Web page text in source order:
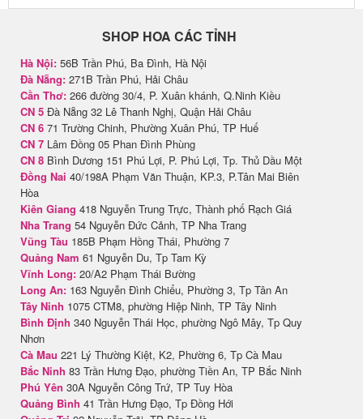
SHOP HOA CÁC TỈNH
Hà Nội: 56B Trần Phú, Ba Đình, Hà Nội
Đà Nẵng: 271B Trần Phú, Hải Châu
Cần Thơ: 266 đường 30/4, P. Xuân khánh, Q.Ninh Kiều
CN 5 Đà Nẵng 32 Lê Thanh Nghị, Quận Hải Châu
CN 6 71 Trường Chinh, Phường Xuân Phú, TP Huế
CN 7 Lâm Đồng 05 Phan Đình Phùng
CN 8 Bình Dương 151 Phú Lợi, P. Phú Lợi, Tp. Thủ Dầu Một
Đồng Nai 40/198A Phạm Văn Thuận, KP.3, P.Tân Mai Biên
Hòa
Kiên Giang 418 Nguyễn Trung Trực, Thành phố Rạch Giá
Nha Trang 54 Nguyễn Đức Cảnh, TP Nha Trang
Vũng Tàu 185B Phạm Hồng Thái, Phường 7
Quảng Nam 61 Nguyễn Du, Tp Tam Kỳ
Vĩnh Long: 20/A2 Phạm Thái Bường
Long An: 163 Nguyễn Đình Chiểu, Phường 3, Tp Tân An
Tây Ninh 1075 CTM8, phường Hiệp Ninh, TP Tây Ninh
Bình Định 340 Nguyễn Thái Học, phường Ngô Mây, Tp Quy
Nhơn
Cà Mau 221 Lý Thường Kiệt, K2, Phường 6, Tp Cà Mau
Bắc Ninh 83 Trần Hưng Đạo, phường Tiền An, TP Bắc Ninh
Phú Yên 30A Nguyễn Công Trứ, TP Tuy Hòa
Quảng Bình 41 Trần Hưng Đạo, Tp Đồng Hới